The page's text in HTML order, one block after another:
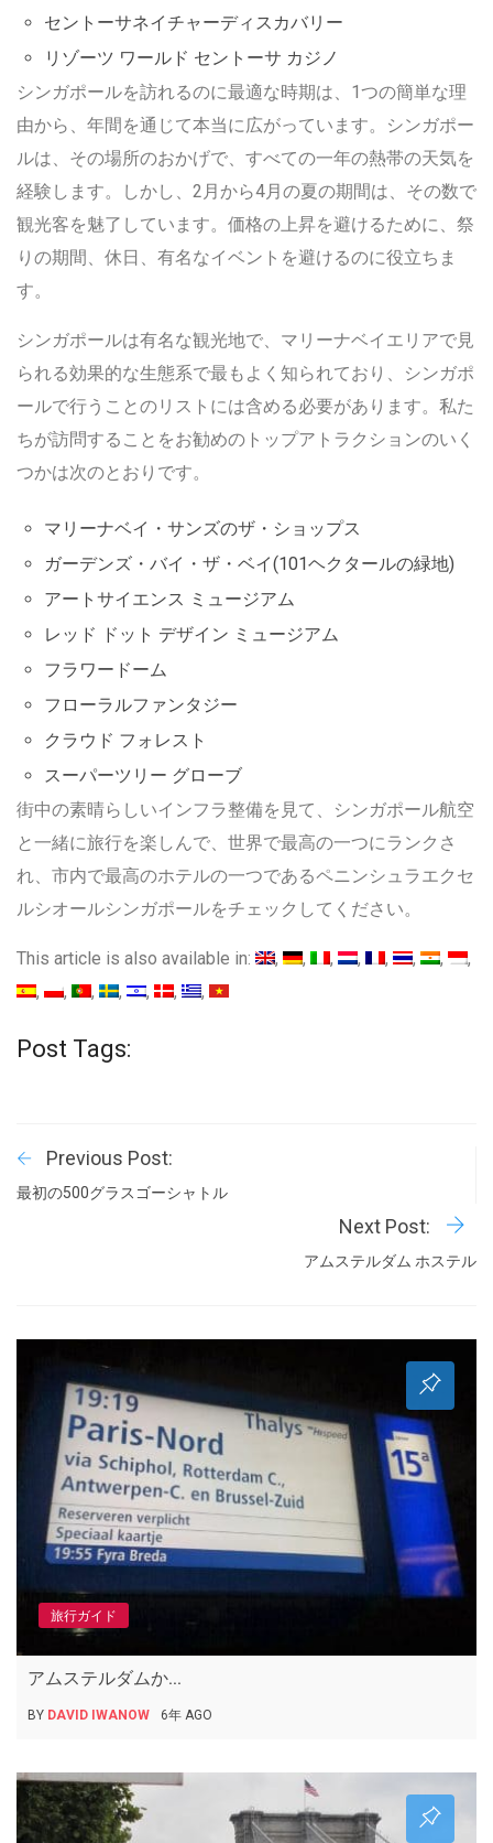
セントーサネイチャーディスカバリー
リゾーツ ワールド セントーサ カジノ
シンガポールを訪れるのに最適な時期は、1つの簡単な理
由から、年間を通じて本当に広がっています。シンガポー
ルは、その場所のおかげで、すべての一年の熱帯の天気を
経験します。しかし、2月から4月の夏の期間は、その数で
観光客を魅了しています。価格の上昇を避けるために、祭
りの期間、休日、有名なイベントを避けるのに役立ちま
す。
シンガポールは有名な観光地で、マリーナベイエリアで見
られる効果的な生態系で最もよく知られており、シンガポ
ールで行うことのリストには含める必要があります。私た
ちが訪問することをお勧めのトップアトラクションのいく
つかは次のとおりです。
マリーナベイ・サンズのザ・ショップス
ガーデンズ・バイ・ザ・ベイ(101ヘクタールの緑地)
アートサイエンス ミュージアム
レッド ドット デザイン ミュージアム
フラワードーム
フローラルファンタジー
クラウド フォレスト
スーパーツリー グローブ
街中の素晴らしいインフラ整備を見て、シンガポール航空
と一緒に旅行を楽しんで、世界で最高の一つにランクさ
れ、市内で最高のホテルの一つであるペニンシュラエクセ
ルシオールシンガポールをチェックしてください。
This article is also available in:
Post Tags:
Previous Post:
最初の500グラスゴーシャトル
Next Post:
アムステルダム ホステル
旅行ガイド
アムステルダムか...
BY DAVID IWANOW 6年 AGO